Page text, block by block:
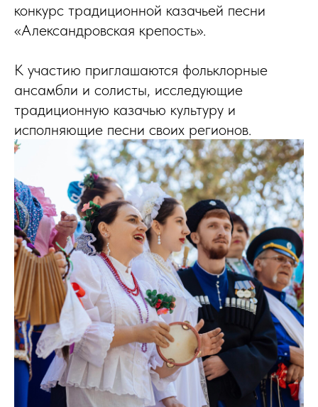
конкурс традиционной казачьей песни
«Александровская крепость».
К участию приглашаются фольклорные
ансамбли и солисты, исследующие
традиционную казачью культуру и
исполняющие песни своих регионов.